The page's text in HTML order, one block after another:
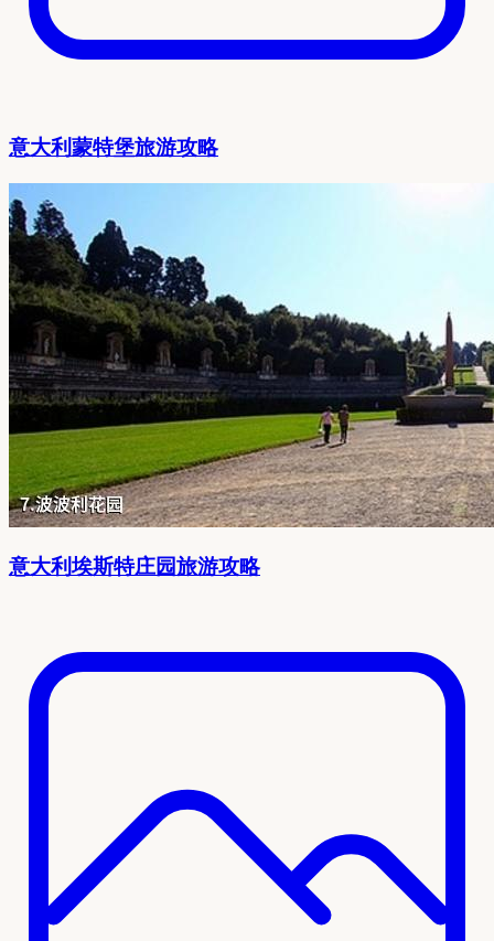
意大利蒙特堡旅游攻略
意大利埃斯特庄园旅游攻略